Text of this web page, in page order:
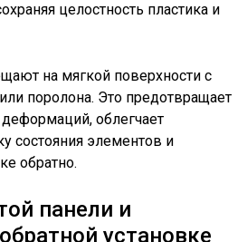
целостность пластика и
на мягкой поверхности с
поролона. Это предотвращает
облегчает
состояния элементов и
обратно.
панели и
установке